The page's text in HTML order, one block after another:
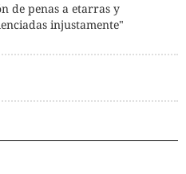
de penas a etarras y
injustamente"